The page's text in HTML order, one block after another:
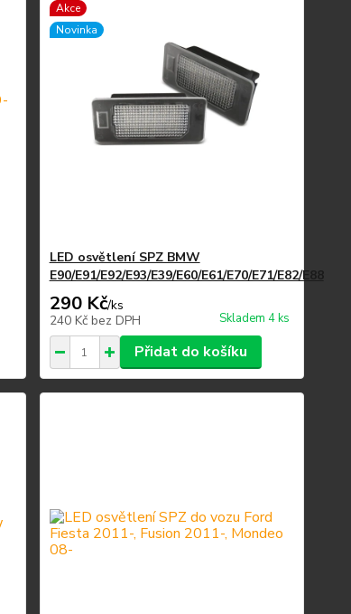
Akce
Novinka
LED osvětlení SPZ BMW
E90/E91/E92/E93/E39/E60/E61/E70/E71/E82/E88
290 Kč/ks
240 Kč bez DPH Skladem 4 ks
Přidat do košíku